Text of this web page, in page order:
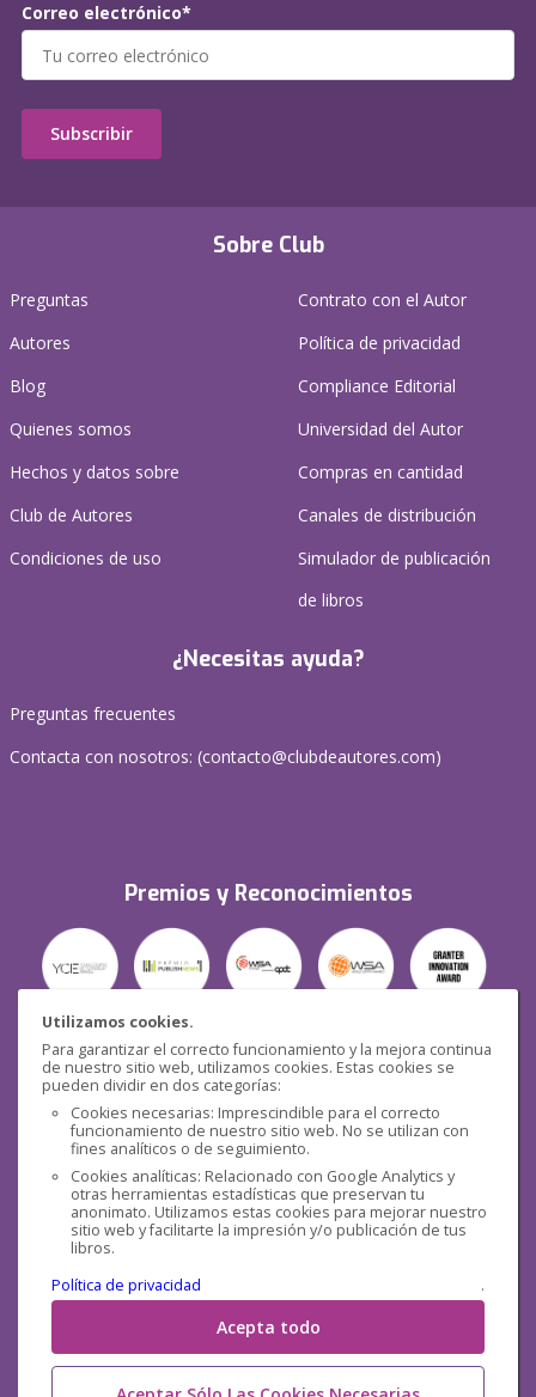
Utilizamos cookies.
Para garantizar el correcto funcionamiento y la mejora continua
de nuestro sitio web, utilizamos cookies. Estas cookies se
pueden dividir en dos categorías:
Cookies necesarias: Imprescindible para el correcto
funcionamiento de nuestro sitio web. No se utilizan con
fines analíticos o de seguimiento.
Cookies analíticas: Relacionado con Google Analytics y
otras herramientas estadísticas que preservan tu
anonimato. Utilizamos estas cookies para mejorar nuestro
sitio web y facilitarte la impresión y/o publicación de tus
libros.
Política de privacidad
.
Acepta todo
Sobre Club
Preguntas
Autores
Blog
Quienes somos
Hechos y datos sobre
Club de Autores
Condiciones de uso
Contrato con el Autor
Política de privacidad
Compliance Editorial
Universidad del Autor
Compras en cantidad
Canales de distribución
Simulador de publicación
de libros
¿Necesitas ayuda?
Preguntas frecuentes
Contacta con nosotros: (contacto@clubdeautores.com)
Premios y Reconocimientos
Seguridad
Redes sociales
Correo electrónico*
Subscribir